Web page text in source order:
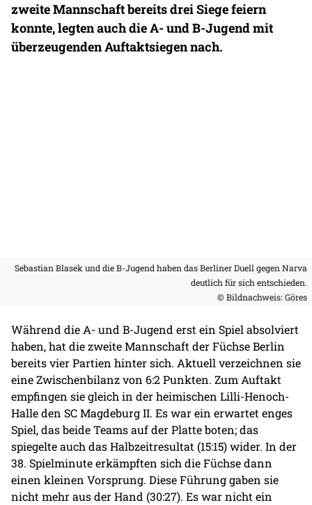
zweite Mannschaft bereits drei Siege feiern
konnte, legten auch die A- und B-Jugend mit
überzeugenden Auftaktsiegen nach.
Sebastian Blasek und die B-Jugend haben das Berliner Duell gegen Narva
deutlich für sich entschieden.
© Bildnachweis: Göres
Während die A- und B-Jugend erst ein Spiel absolviert
haben, hat die zweite Mannschaft der Füchse Berlin
bereits vier Partien hinter sich. Aktuell verzeichnen sie
eine Zwischenbilanz von 6:2 Punkten. Zum Auftakt
empfingen sie gleich in der heimischen Lilli-Henoch-
Halle den SC Magdeburg II. Es war ein erwartet enges
Spiel, das beide Teams auf der Platte boten; das
spiegelte auch das Halbzeitresultat (15:15) wider. In der
38. Spielminute erkämpften sich die Füchse dann
einen kleinen Vorsprung. Diese Führung gaben sie
nicht mehr aus der Hand (30:27). Es war nicht ein